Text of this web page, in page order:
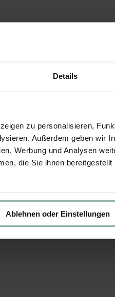
Details
zu personalisieren,
Außerdem geben wir
Werbung und Analysen
die Sie ihnen
Ablehnen oder Einstellungen